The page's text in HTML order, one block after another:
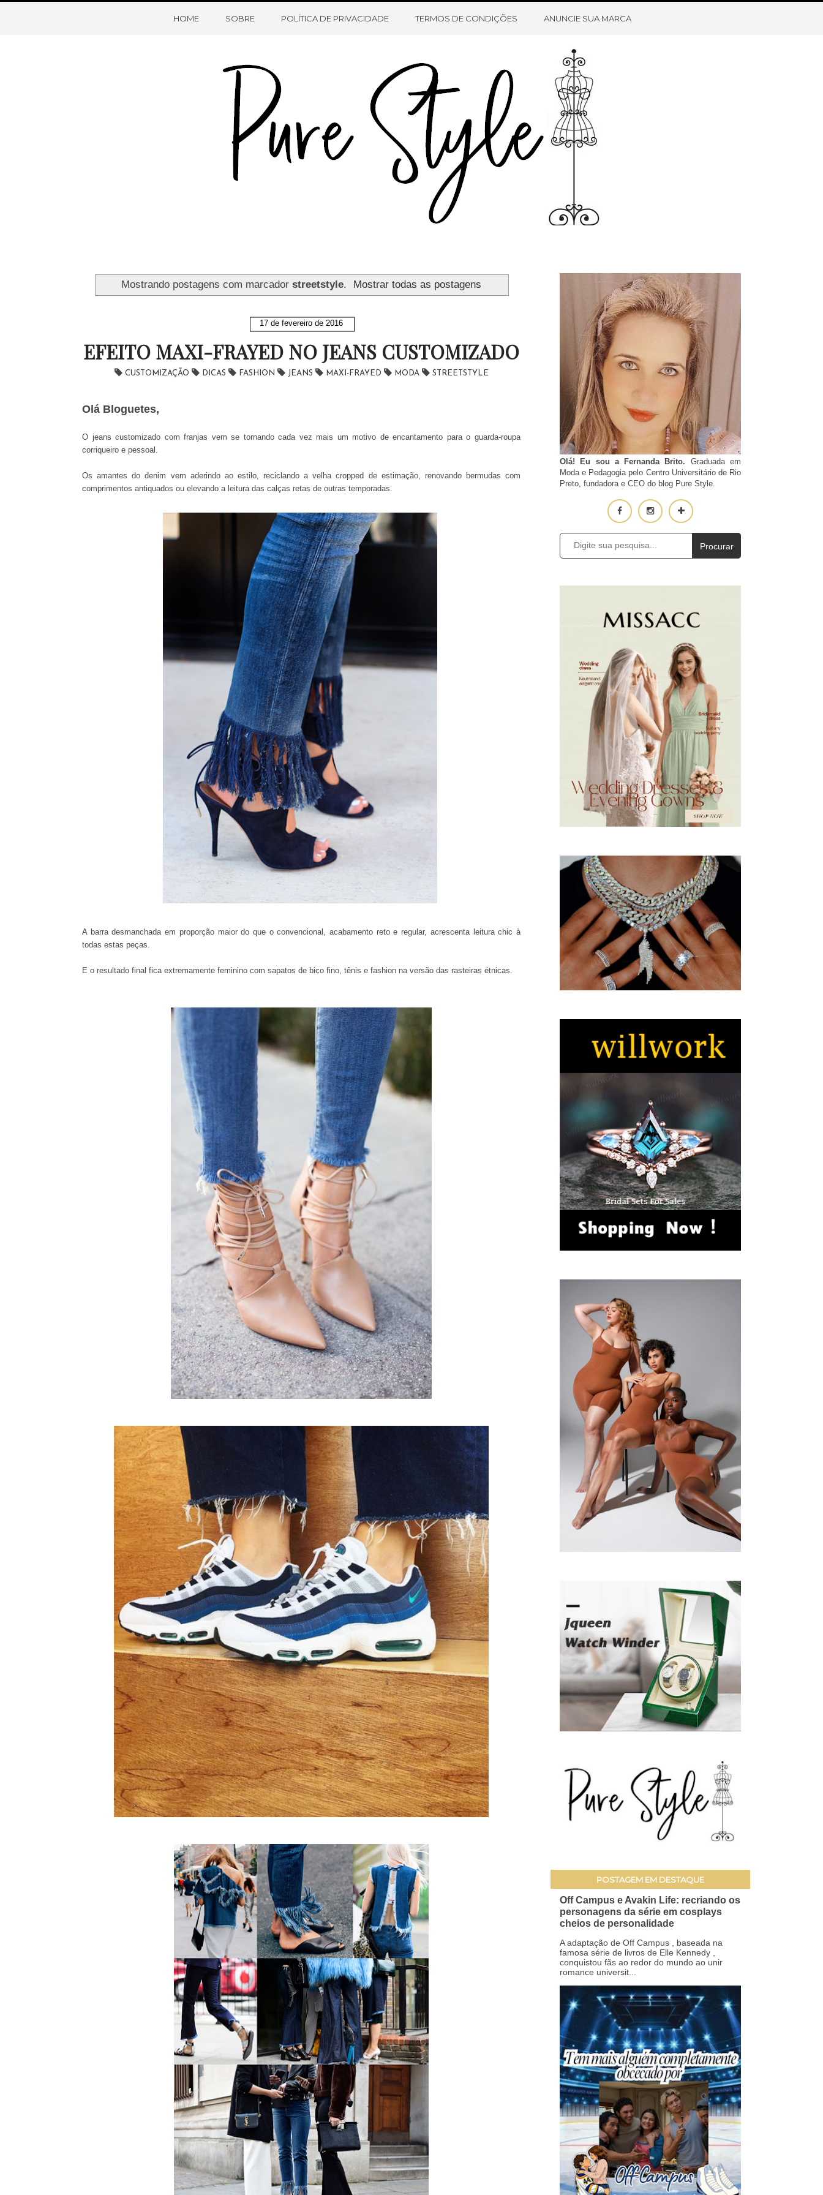
HOME SOBRE O BLOG CONTATO
HOME SOBRE POLÍTICA DE PRIVACIDADE TERMOS DE CONDIÇÕES ANUNCIE SUA MARCA
Mostrando postagens com marcador streetstyle. Mostrar todas as postagens
17 de fevereiro de 2016
EFEITO MAXI-FRAYED NO JEANS CUSTOMIZADO
CUSTOMIZAÇÃO DICAS FASHION JEANS MAXI-FRAYED MODA STREETSTYLE
Olá Bloguetes,
O jeans customizado com franjas vem se tornando cada vez mais um motivo de encantamento para o guarda-roupa
corriqueiro e pessoal.
Os amantes do denim vem aderindo ao estilo, reciclando a velha cropped de estimação, renovando bermudas com
comprimentos antiquados ou elevando a leitura das calças retas de outras temporadas.
A barra desmanchada em proporção maior do que o convencional, acabamento reto e regular, acrescenta leitura chic à
todas estas peças.
E o resultado final fica extremamente feminino com sapatos de bico fino, tênis e fashion na versão das rasteiras étnicas.
Olá! Eu sou a Fernanda Brito. Graduada em
Moda e Pedagogia pelo Centro Universitário de Rio
Preto, fundadora e CEO do blog Pure Style.
Procurar
POSTAGEM EM DESTAQUE
Off Campus e Avakin Life: recriando os
personagens da série em cosplays
cheios de personalidade
A adaptação de Off Campus , baseada na
famosa série de livros de Elle Kennedy ,
conquistou fãs ao redor do mundo ao unir
romance universit...